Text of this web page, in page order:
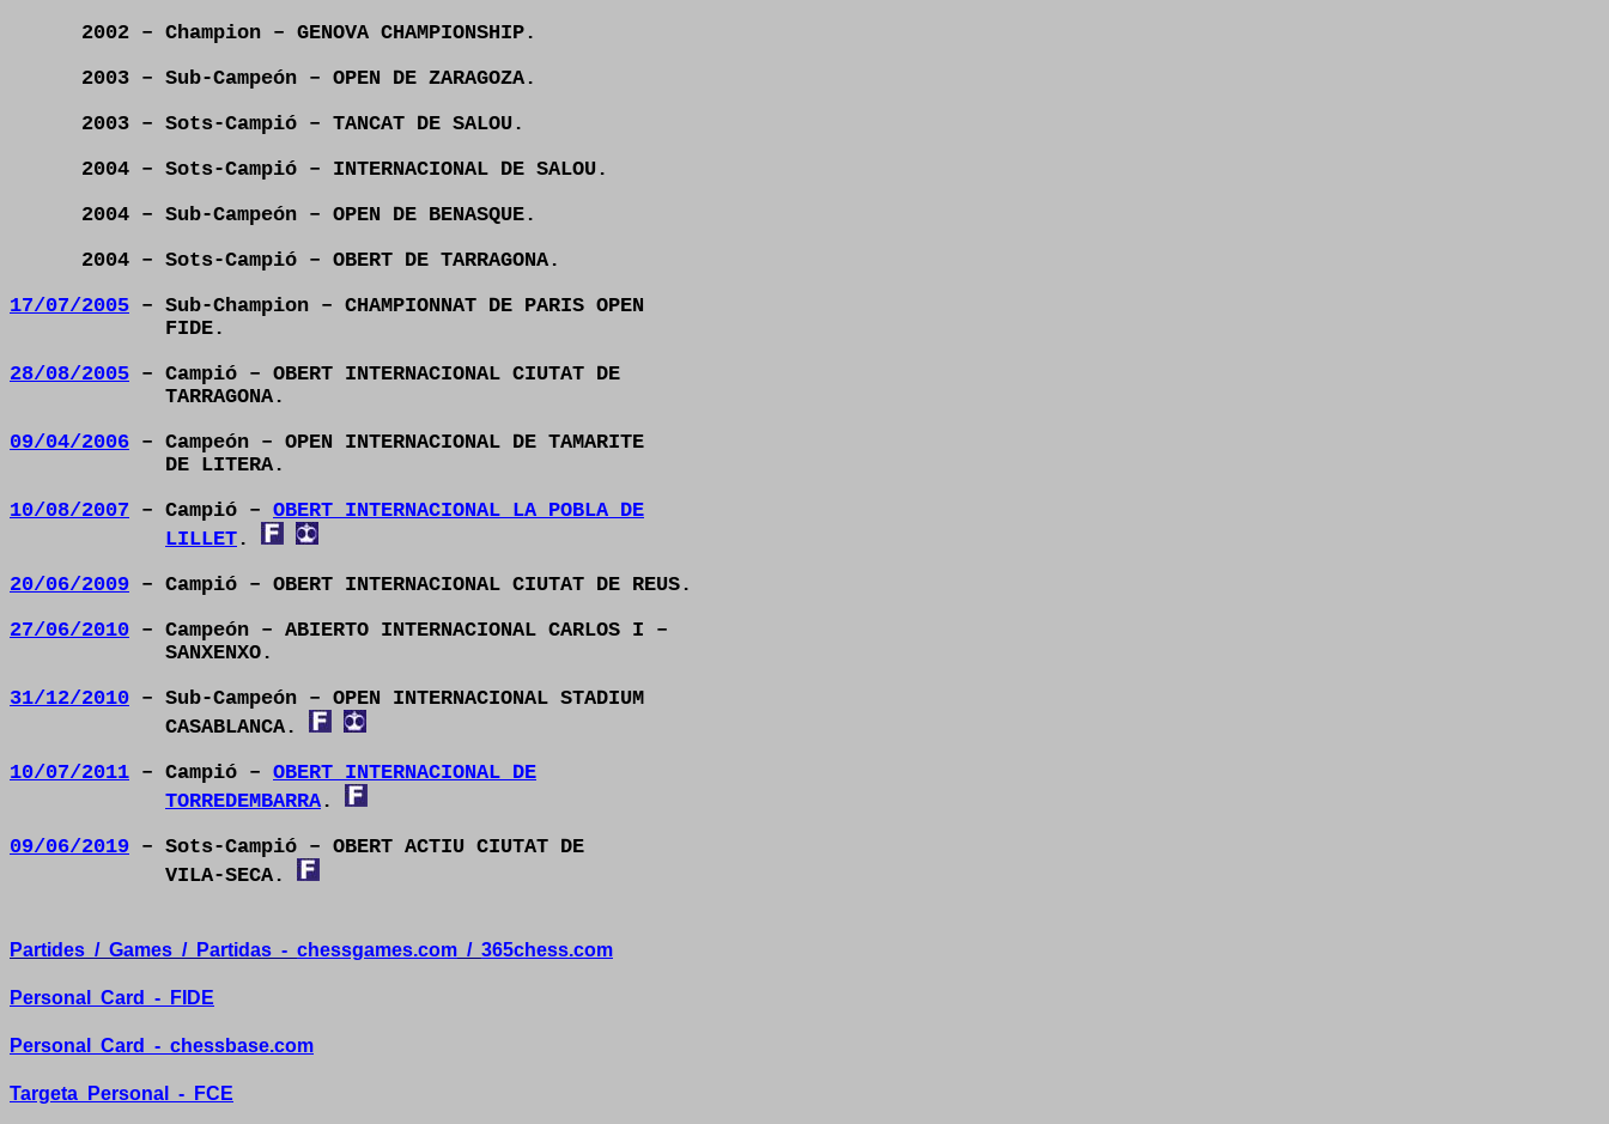
2002 – Champion – GENOVA CHAMPIONSHIP.
2003 – Sub-Campeón – OPEN DE ZARAGOZA.
2003 – Sots-Campió – TANCAT DE SALOU.
2004 – Sots-Campió – INTERNACIONAL DE SALOU.
2004 – Sub-Campeón – OPEN DE BENASQUE.
2004 – Sots-Campió – OBERT DE TARRAGONA.
17/07/2005 – Sub-Champion – CHAMPIONNAT DE PARIS OPEN
FIDE.
28/08/2005 – Campió – OBERT INTERNACIONAL CIUTAT DE
TARRAGONA.
09/04/2006 – Campeón – OPEN INTERNACIONAL DE TAMARITE
DE LITERA.
10/08/2007 – Campió – OBERT INTERNACIONAL LA POBLA DE
LILLET .
20/06/2009 – Campió – OBERT INTERNACIONAL CIUTAT DE REUS.
27/06/2010 – Campeón – ABIERTO INTERNACIONAL CARLOS I –
SANXENXO.
31/12/2010 – Sub-Campeón – OPEN INTERNACIONAL STADIUM
CASABLANCA.
10/07/2011 – Campió – OBERT INTERNACIONAL DE
TORREDEMBARRA .
09/06/2019 – Sots-Campió – OBERT ACTIU CIUTAT DE
VILA-SECA.
Partides / Games / Partidas - chessgames.com / 365chess.com
Personal Card - FIDE
Personal Card - chessbase.com
Targeta Personal - FCE